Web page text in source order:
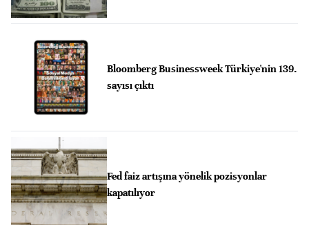
Bloomberg Businessweek Türkiye'nin 139.
sayısı çıktı
Fed faiz artışına yönelik pozisyonlar
kapatılıyor